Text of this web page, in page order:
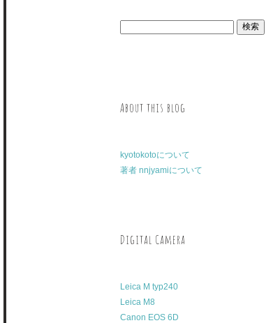
About this blog
kyotokotoについて
著者 nnjyamiについて
Digital Camera
Leica M typ240
Leica M8
Canon EOS 6D